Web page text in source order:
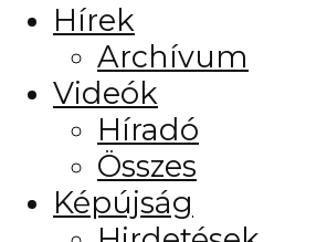
Hírek
Archívum
Videók
Híradó
Összes
Képújság